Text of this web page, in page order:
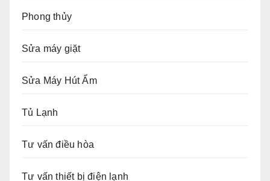
Phong thủy
Sửa máy giặt
Sửa Máy Hút Ẩm
Tủ Lạnh
Tư vấn điều hòa
Tư vấn thiết bị điện lạnh